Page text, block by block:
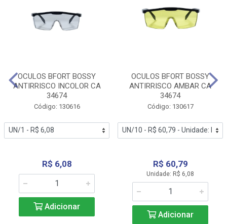
OCULOS BFORT BOSSY
ANTIRRISCO INCOLOR CA
34674
Código: 130616
R$ 6,08
Adicionar
OCULOS BFORT BOSSY
ANTIRRISCO AMBAR CA
34674
Código: 130617
R$ 60,79
Unidade: R$ 6,08
Adicionar